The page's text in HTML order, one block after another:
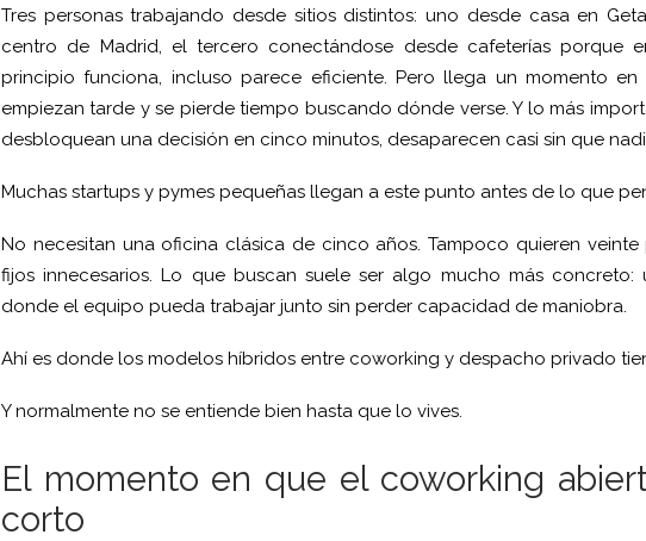
Tres personas trabajando desde sitios distintos: uno desde casa en
centro de Madrid, el tercero conectándose desde cafeterías porque
principio funciona, incluso parece eficiente. Pero llega un momento
empiezan tarde y se pierde tiempo buscando dónde verse. Y lo más
desbloquean una decisión en cinco minutos, desaparecen casi sin que
Muchas startups y pymes pequeñas llegan a este punto antes de lo que
No necesitan una oficina clásica de cinco años. Tampoco quieren
fijos innecesarios. Lo que buscan suele ser algo mucho más
donde el equipo pueda trabajar junto sin perder capacidad de maniobra.
Ahí es donde los modelos híbridos entre coworking y despacho privado
Y normalmente no se entiende bien hasta que lo vives.
El momento en que el coworking
corto